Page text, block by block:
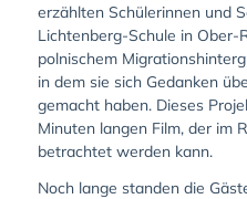
erzählten Schülerinnen und
Lichtenberg-Schule in
polnischem
in dem sie sich Gedanken
gemacht haben. Dieses
Minuten langen Film, der im
betrachtet werden kann.
Noch lange standen die